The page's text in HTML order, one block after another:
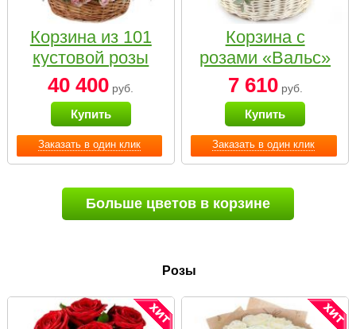
Заказать в один клик
Корзина из 101
кустовой розы
нежных тонов
40 400 руб.
Купить
Заказать в один клик
Корзина с
розами «Вальс»
7 610руб.
Купить
Больше цветов в корзине
Розы